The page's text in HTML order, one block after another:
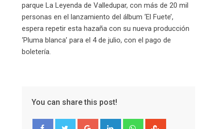
parque La Leyenda de Valledupar, con más de 20 mil
personas en el lanzamiento del álbum ‘El Fuete’,
espera repetir esta hazaña con su nueva producción
‘Pluma blanca’ para el 4 de julio, con el pago de
boletería.
You can share this post!
Google+ LinkedIn Whatsapp